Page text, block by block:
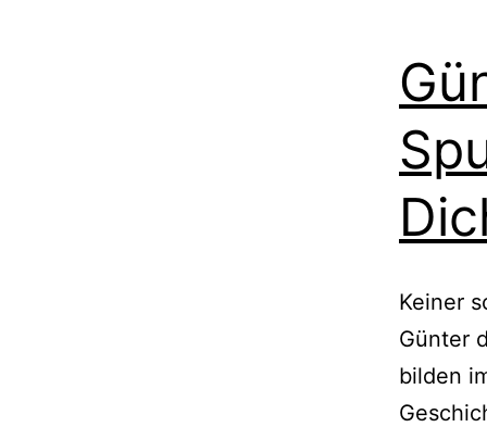
Keiner
Günter
bilden